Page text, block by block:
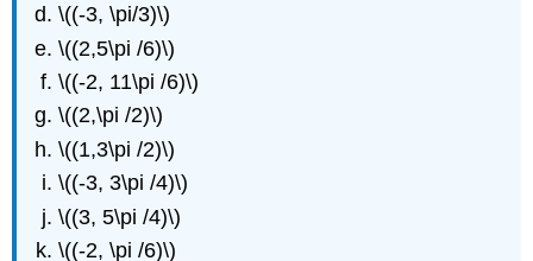
\((-3, \pi/3)\)
\((2,5\pi /6)\)
\((-2, 11\pi /6)\)
\((2,\pi /2)\)
\((1,3\pi /2)\)
\((-3, 3\pi /4)\)
\((3, 5\pi /4)\)
\((-2, \pi /6)\)